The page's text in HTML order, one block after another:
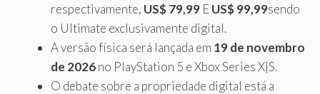
respectivamente, US$ 79,99 EUS$ 99,99sendo
o Ultimate exclusivamente digital.
A versão física será lançada em 19 de novembro
de 2026no PlayStation 5 e Xbox Series X|S.
O debate sobre a propriedade digital está a